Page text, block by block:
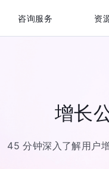
咨询服务 资
增长
45 分钟深入了解用户